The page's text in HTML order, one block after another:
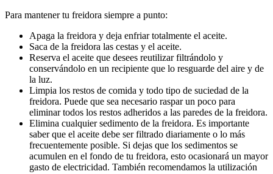
Para mantener tu freidora siempre a punto:
Apaga la freidora y deja enfriar totalmente el aceite.
Saca de la freidora las cestas y el aceite.
Reserva el aceite que desees reutilizar filtrándolo y
conservándolo en un recipiente que lo resguarde del aire y de
la luz.
Limpia los restos de comida y todo tipo de suciedad de la
freidora. Puede que sea necesario raspar un poco para
eliminar todos los restos adheridos a las paredes de la freidora.
Elimina cualquier sedimento de la freidora. Es importante
saber que el aceite debe ser filtrado diariamente o lo más
frecuentemente posible. Si dejas que los sedimentos se
acumulen en el fondo de tu freidora, esto ocasionará un mayor
gasto de electricidad. También recomendamos la utilización